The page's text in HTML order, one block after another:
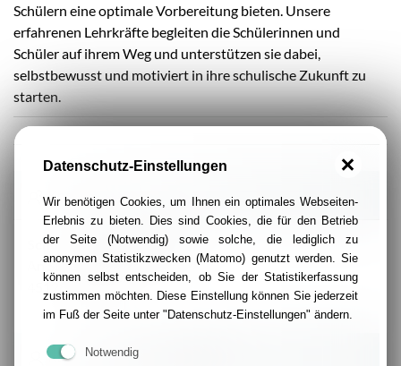
Schülern eine optimale Vorbereitung bieten. Unsere
erfahrenen Lehrkräfte begleiten die Schülerinnen und
Schüler auf ihrem Weg und unterstützen sie dabei,
selbstbewusst und motiviert in ihre schulische Zukunft zu
starten.
Kontakt
Schulvorbereitungskurse
An St. Ignatius 8
45128 Essen
Kontakt Ansprechpartner/-in
Datenschutz-Einstellungen
Wir benötigen Cookies, um Ihnen ein optimales Webseiten-
Erlebnis zu bieten. Dies sind Cookies, die für den Betrieb
der Seite (Notwendig) sowie solche, die lediglich zu
anonymen Statistikzwecken (Matomo) genutzt werden. Sie
können selbst entscheiden, ob Sie der Statistikerfassung
zustimmen möchten. Diese Einstellung können Sie jederzeit
im Fuß der Seite unter "Datenschutz-Einstellungen" ändern.
Notwendig